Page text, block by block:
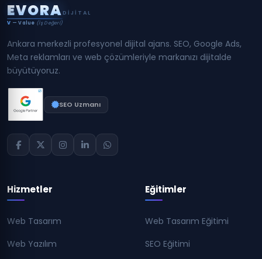
EVORA DIJITAL
V — Value (İş Değeri)
Ankara merkezli profesyonel dijital ajans. SEO, Google Ads,
Meta reklamları ve web çözümleriyle markanızı dijitalde
büyütüyoruz.
SEO Uzmanı
Hizmetler
Web Tasarım
Web Yazılım
Eğitimler
Web Tasarım Eğitimi
SEO Eğitimi